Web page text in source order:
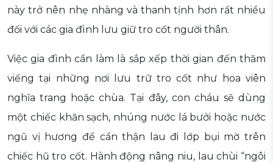
này trở nên nhẹ nhàng và thanh tịnh hơn rất nhiều
đối với các gia đình lưu giữ tro cốt người thân.
Việc gia đình cần làm là sắp xếp thời gian đến thăm
viếng tại những nơi lưu trữ tro cốt như hoa viên
nghĩa trang hoặc chùa. Tại đây, con cháu sẽ dùng
một chiếc khăn sạch, nhúng nước lá bưởi hoặc nước
ngũ vị hương để cẩn thận lau đi lớp bụi mờ trên
chiếc hũ tro cốt. Hành động nâng niu, lau chùi “ngôi